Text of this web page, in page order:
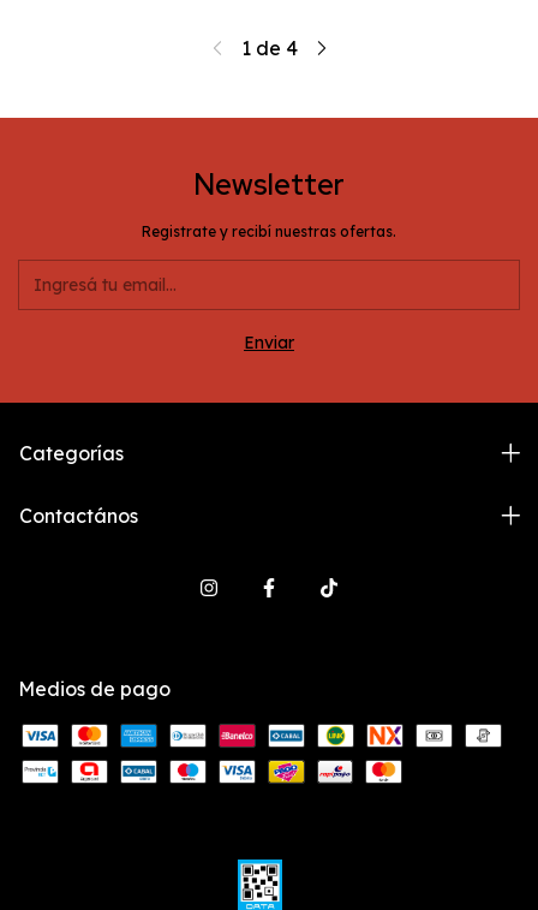
1 de 4
Newsletter
Registrate y recibí nuestras ofertas.
Categorías
Contactános
Medios de pago